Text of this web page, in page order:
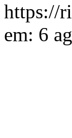
https://
em: 6